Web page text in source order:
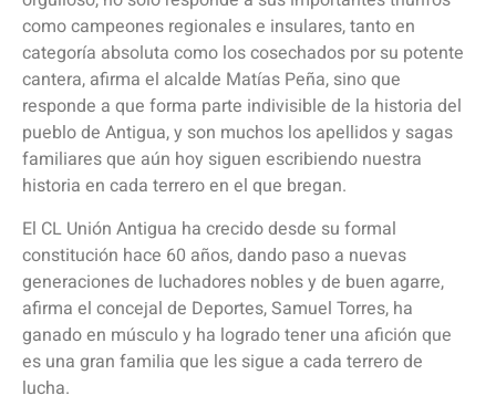
como campeones regionales e insulares, tanto en
categoría absoluta como los cosechados por su potente
cantera, afirma el alcalde Matías Peña, sino que
responde a que forma parte indivisible de la historia del
pueblo de Antigua, y son muchos los apellidos y sagas
familiares que aún hoy siguen escribiendo nuestra
historia en cada terrero en el que bregan.
El CL Unión Antigua ha crecido desde su formal
constitución hace 60 años, dando paso a nuevas
generaciones de luchadores nobles y de buen agarre,
afirma el concejal de Deportes, Samuel Torres, ha
ganado en músculo y ha logrado tener una afición que
es una gran familia que les sigue a cada terrero de
lucha.